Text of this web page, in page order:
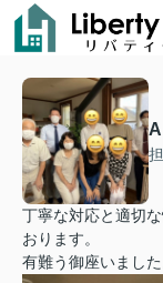
丁寧な対応と適切
おります。
有難う御座いました